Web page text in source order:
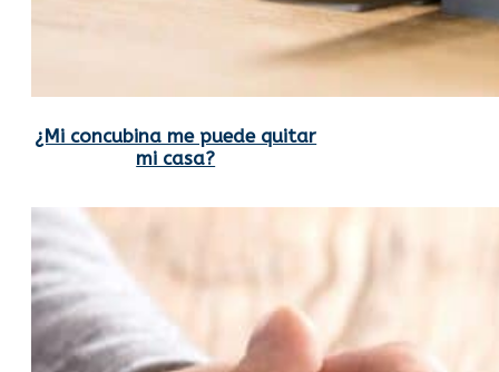
¿Mi concubina me puede quitar
mi casa?